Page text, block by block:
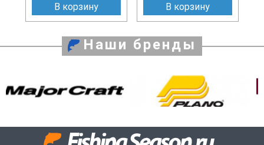
В корзину
В корзину
Наши бренды